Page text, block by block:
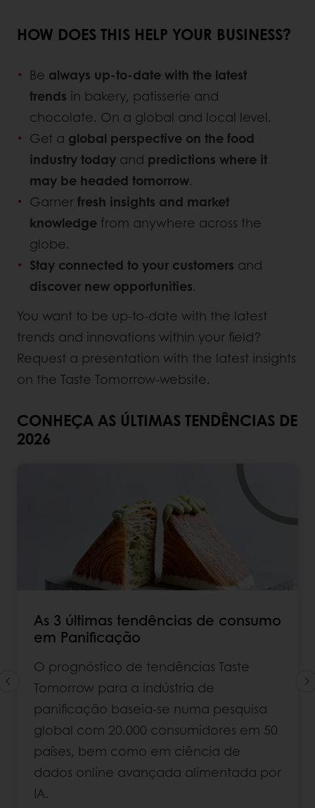
HOW DOES THIS HELP YOUR BUSINESS?
Be always up-to-date with the latest
trends in bakery, patisserie and
chocolate. On a global and local level.
Get a global perspective on the food
industry today and predictions where it
may be headed tomorrow.
Garnerfresh insights and market
knowledge from anywhere across the
globe.
Stay connected to your customers and
discover new opportunities.
You want to be up-to-date with the latest
trends and innovations within your field?
Request a presentation with the latest insights
on the Taste Tomorrow-website.
CONHEÇA AS ÚLTIMAS TENDÊNCIAS DE
2026
As 3 últimas tendências de consumo
em Panificação
O prognóstico de tendências Taste
Tomorrow para a indústria de
panificação baseia-se numa pesquisa
global com 20.000 consumidores em 50
países, bem como em ciência de
dados online avançada alimentada por
IA.